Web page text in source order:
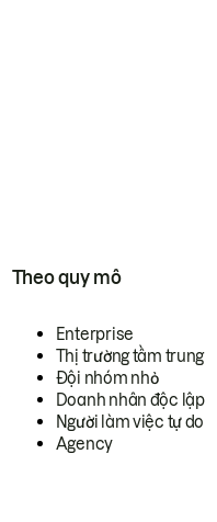
Theo quy mô
Enterprise
Thị trường tầm trung
Đội nhóm nhỏ
Doanh nhân độc lập
Người làm việc tự do
Agency